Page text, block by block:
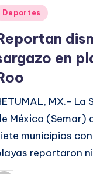
Deportes
en
MX.-
México (Semar)
municipios
reportaron